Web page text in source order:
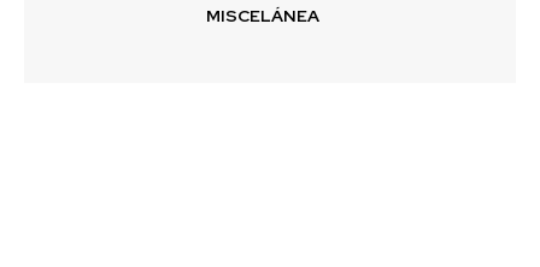
MISCELÁNEA